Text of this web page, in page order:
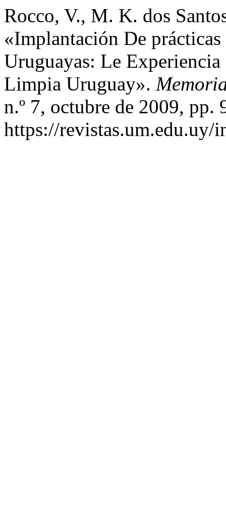
Rocco, V., M. K. dos
«Implantación De
Uruguayas: Le
Limpia Uruguay».
n.º 7, octubre de 2009, pp.
https://